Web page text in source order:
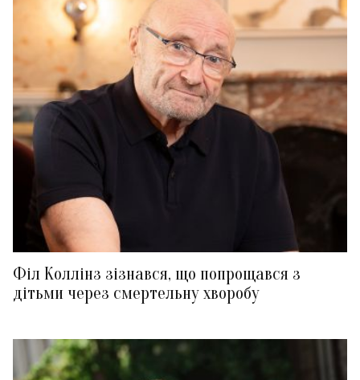
Філ Коллінз зізнався, що попрощався з
дітьми через смертельну хворобу